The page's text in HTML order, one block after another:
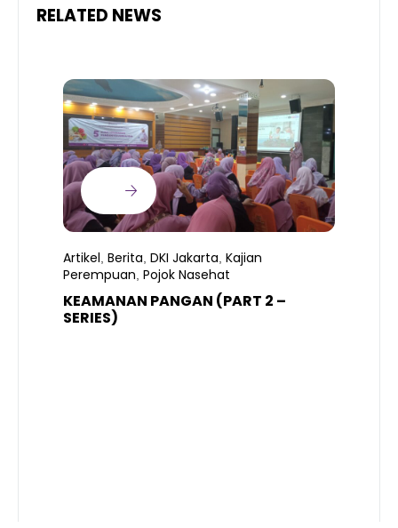
RELATED NEWS
Artikel Berita DKI Jakarta Kajian
Perempuan Pojok Nasehat
KEAMANAN PANGAN (PART 2 –
SERIES)